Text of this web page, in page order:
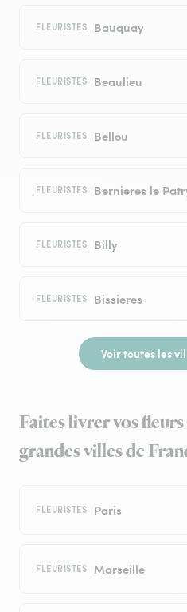
FLEURISTES Bauquay
FLEURISTES Beaulieu
FLEURISTES Bellou
FLEURISTES Bernieres le
FLEURISTES Billy
FLEURISTES Bissieres
Voir toutes les
Faites livrer vos
grandes villes de
FLEURISTES Paris
FLEURISTES Marseille